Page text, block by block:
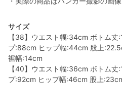
サイズ
【38】ウエスト幅:34cm ボトム
プ:88cm ヒップ幅:44cm 股上
裾幅:14cm
【40】ウエスト幅:36cm ボトム
プ:92cm ヒップ幅:46cm 股上